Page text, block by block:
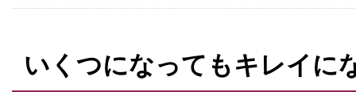
いくつになってもキレイに